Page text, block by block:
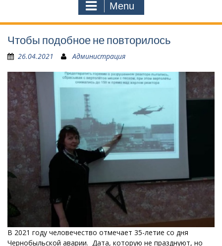
Menu
Чтобы подобное не повторилось
26.04.2021 Администрация
В 2021 году человечество отмечает 35-летие со дня
Чернобыльской аварии. Дата, которую не празднуют, но